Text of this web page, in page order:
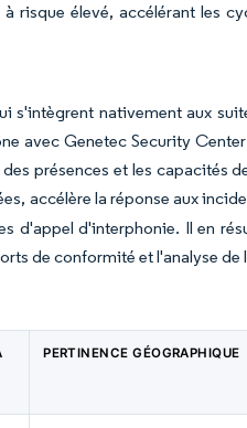
risque élevé, accélérant les
s'intègrent nativement aux
avec Genetec Security
présences et les capacités
accélère la réponse aux
d'appel d'interphonie. Il en
de conformité et l'analyse de
PERTINENCE GÉOGRAPHIQUE